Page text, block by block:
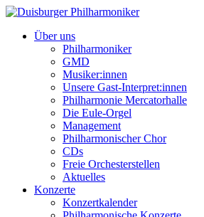
Über uns
Philharmoniker
GMD
Musiker:innen
Unsere Gast-Interpret:innen
Philharmonie Mercatorhalle
Die Eule-Orgel
Management
Philharmonischer Chor
CDs
Freie Orchesterstellen
Aktuelles
Konzerte
Konzertkalender